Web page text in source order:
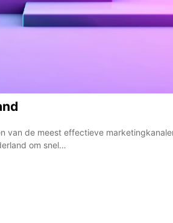
van de meest effectieve
om snel…